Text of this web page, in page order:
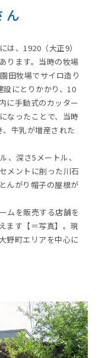
ん
は、1920（大正9）
ります。当時の牧場
田牧場でサイロ造り
設にとりかかり、10
に手動式のカッター
なったことで、当時
牛乳が増産された
、深さ5メートル、
メントに削った川石
んがり帽子の屋根が
ムを販売する店舗を
ます【＝写真】。現
野町エリアを中心に